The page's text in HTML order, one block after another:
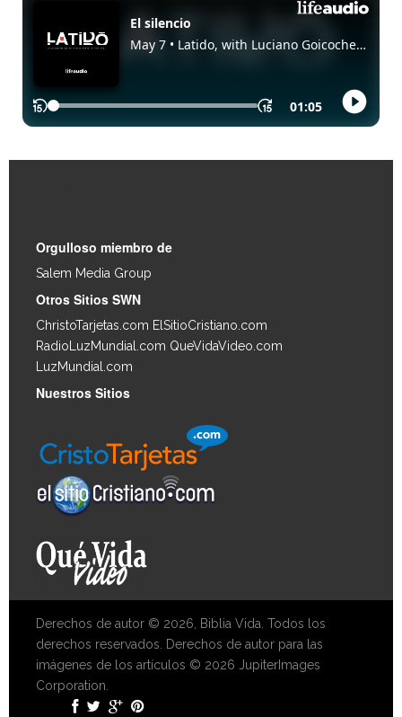
Orgulloso miembro de
Salem Media Group
Otros Sitios SWN
ChristoTarjetas.com ElSitioCristiano.com
RadioLuzMundial.com QueVidaVideo.com
LuzMundial.com
Nuestros Sitios
Derechos de autor © 2026, Biblia Vida. Todos los
derechos reservados. Derechos de autor para las
imágenes de los artículos © 2026 JupiterImages
Corporation.